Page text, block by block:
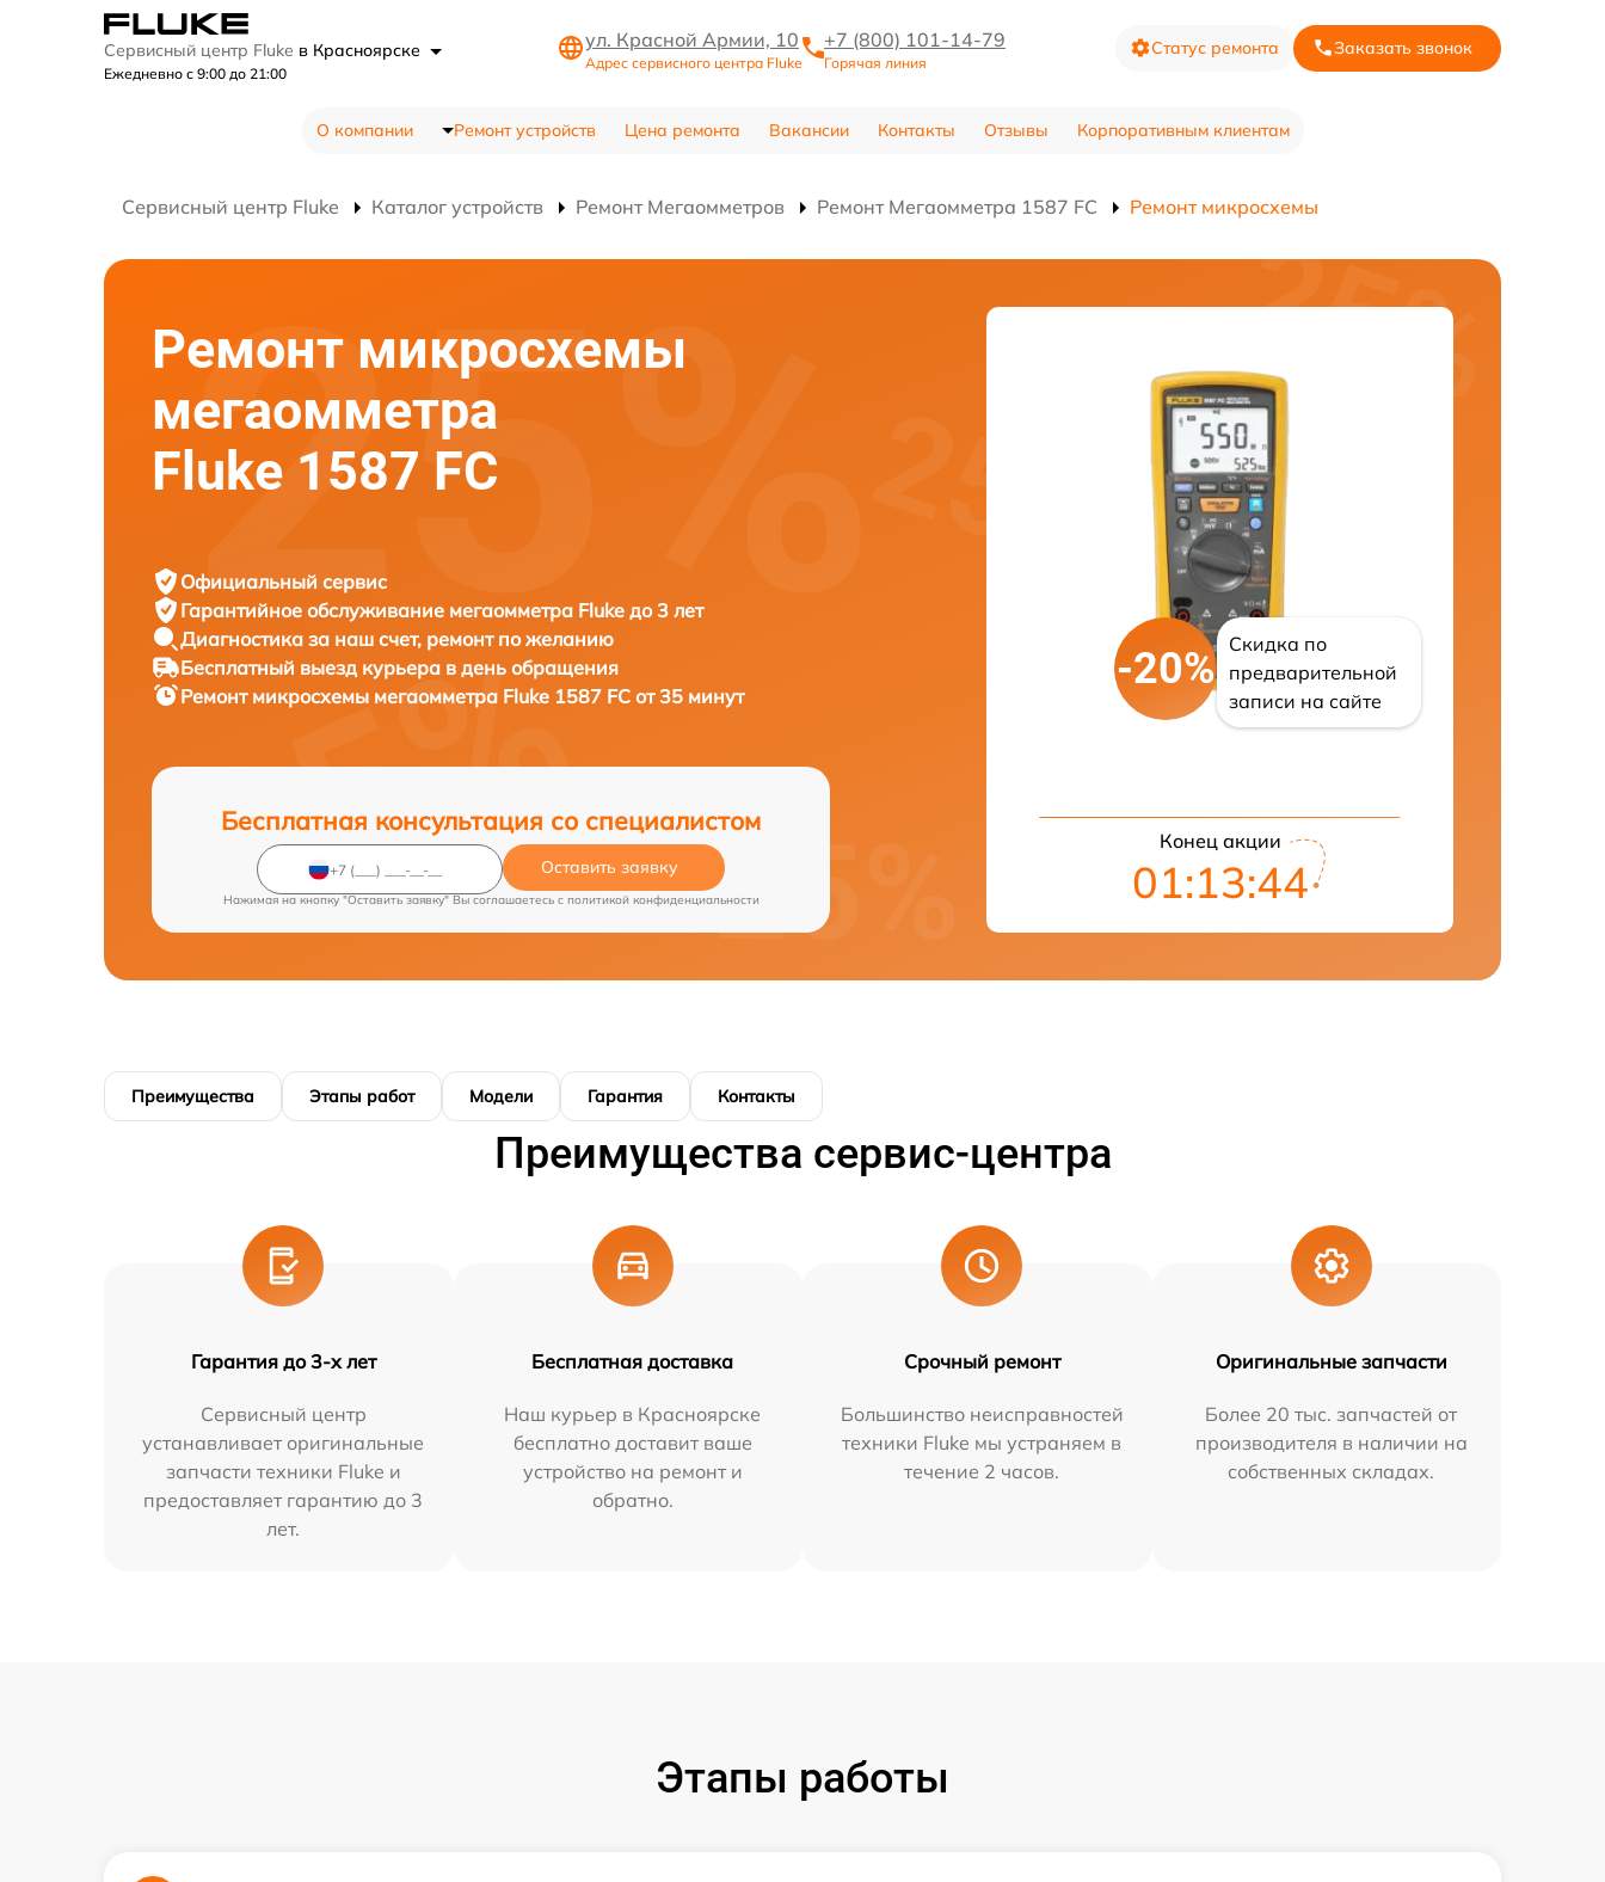
Сервисный центр Fluke в Красноярске
Ежедневно с 9:00 до 21:00
ул. Красной Армии, 10
Адрес сервисного центра Fluke
+7 (800) 101-14-79
Горячая линия
Статус ремонта Заказать звонок
О компании Ремонт устройств Цена ремонта Вакансии Контакты Отзывы Корпоративным клиентам
Сервисный центр Fluke Каталог устройств Ремонт Мегаомметров Ремонт Мегаомметра 1587 FC Ремонт микросхемы
Ремонт микросхемы
мегаомметра
Fluke 1587 FC
Официальный сервис
Гарантийное обслуживание мегаомметра Fluke до 3 лет
Диагностика за наш счет, ремонт по желанию
Бесплатный выезд курьера в день обращения
Ремонт микросхемы мегаомметра Fluke 1587 FC от 35 минут
Бесплатная консультация со специалистом
Оставить заявку
Нажимая на кнопку "Оставить заявку" Вы соглашаетесь c политикой конфиденциальности
-20%
Скидка по
предварительной
записи на сайте
Конец акции
01:13:43
Преимущества Этапы работ Модели Гарантия Контакты
Преимущества сервис-центра
Гарантия до 3-х лет
Сервисный центр
устанавливает оригинальные
запчасти техники Fluke и
предоставляет гарантию до 3
лет.
Бесплатная доставка
Наш курьер в Красноярске
бесплатно доставит ваше
устройство на ремонт и
обратно.
Срочный ремонт
Большинство неисправностей
техники Fluke мы устраняем в
течение 2 часов.
Оригинальные запчасти
Более 20 тыс. запчастей от
производителя в наличии на
собственных складах.
Этапы работы